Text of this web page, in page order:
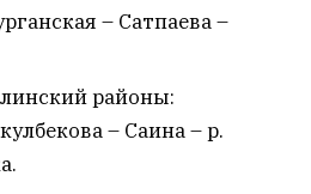
– Сатпаева –
районы:
– Саина – р.